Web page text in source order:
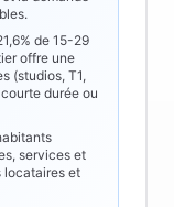
de 15-29
offre une
(studios, T1,
durée ou
services et
locataires et